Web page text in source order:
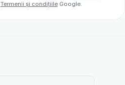
Termenii și condițiileGoogle.